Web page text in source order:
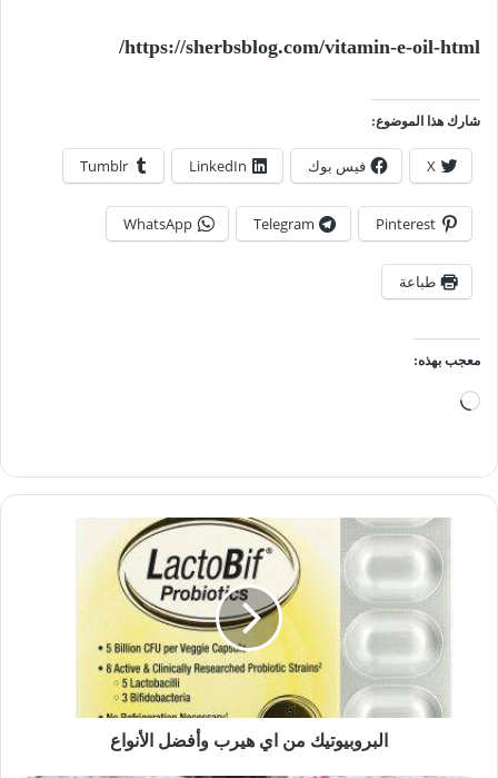
https://sherbsblog.com/vitamin-e-oil-html/
شارك هذا الموضوع:
X فيس بوك LinkedIn
Tumblr
Pinterest
Telegram
WhatsApp
طباعة
معجب بهذه:
جاري
البروبيوتيك من اي هيرب وأفضل الأنواع